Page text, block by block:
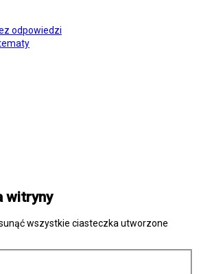
odpowiedzi
witryny
wszystkie ciasteczka utworzone